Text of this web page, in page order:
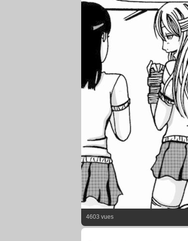
4603 vues